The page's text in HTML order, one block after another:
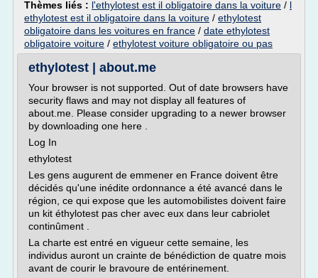
Thèmes liés : l'ethylotest est il obligatoire dans la voiture / l
ethylotest est il obligatoire dans la voiture / ethylotest
obligatoire dans les voitures en france / date ethylotest
obligatoire voiture / ethylotest voiture obligatoire ou pas
ethylotest | about.me
Your browser is not supported. Out of date browsers have
security flaws and may not display all features of
about.me. Please consider upgrading to a newer browser
by downloading one here .
Log In
ethylotest
Les gens augurent de emmener en France doivent être
décidés qu'une inédite ordonnance a été avancé dans le
région, ce qui expose que les automobilistes doivent faire
un kit éthylotest pas cher avec eux dans leur cabriolet
continûment .
La charte est entré en vigueur cette semaine, les
individus auront un crainte de bénédiction de quatre mois
avant de courir le bravoure de entérinement.